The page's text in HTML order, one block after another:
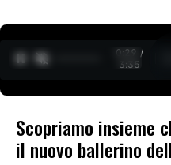
0:30 /
3:35
Scopriamo insieme
il nuovo ballerino